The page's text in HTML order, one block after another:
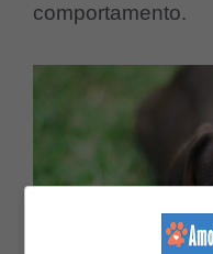
comportamento.